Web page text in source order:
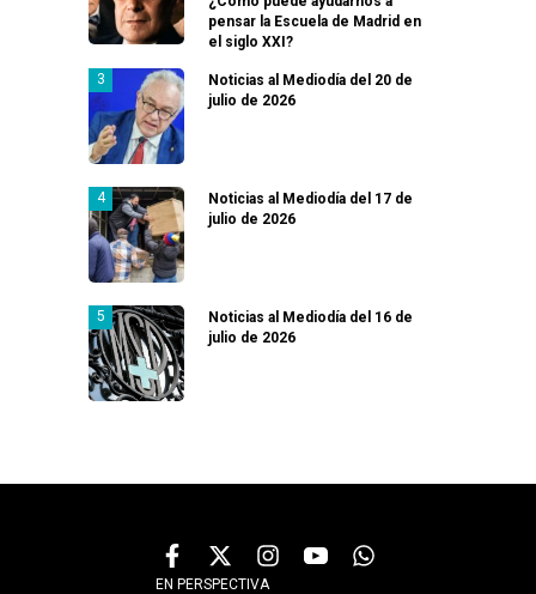
pensar la Escuela de Madrid en
el siglo XXI?
Noticias al Mediodía del 20 de
julio de 2026
Noticias al Mediodía del 17 de
julio de 2026
Noticias al Mediodía del 16 de
julio de 2026
EN PERSPECTIVA